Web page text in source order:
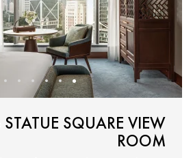
STATUE SQUARE VIEW
ROOM